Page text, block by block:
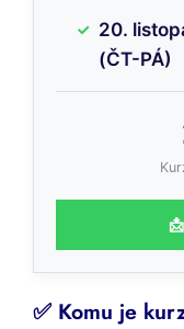
20.
(ČT-PÁ)
✅ Komu je